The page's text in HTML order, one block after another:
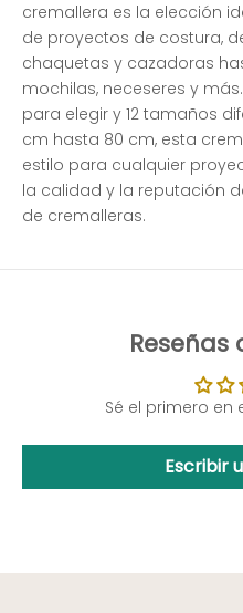
cremallera es la elección
de proyectos de costura,
chaquetas y cazadoras
mochilas, neceseres y
para elegir y 12 tamaños
cm hasta 80 cm, esta
estilo para cualquier
la calidad y la reputación
de cremalleras.
Reseñas
Sé el primero en
Escribir